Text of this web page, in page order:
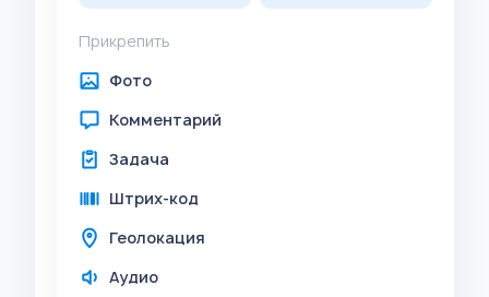
Прикрепить
Фото
Комментарий
Задача
Штрих-код
Геолокация
Аудио